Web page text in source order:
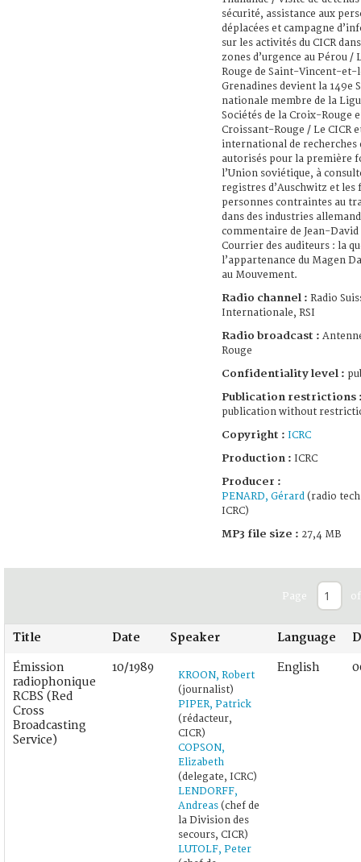
sécurité, assistance aux
déplacées et campagne
sur les activités du CICR
zones d’urgence au Pérou /
Rouge de Saint-Vincent-et-
Grenadines devient la 149e
nationale membre de la
Sociétés de la Croix-Rouge
Croissant-Rouge / Le CICR
international de recherches
autorisés pour la première
l’Union soviétique, à
registres d’Auschwitz et les
personnes contraintes au
dans des industries
commentaire de Jean-David
Courrier des auditeurs : la
l’appartenance du Magen
au Mouvement.
Radio channel : Radio
Internationale, RSI
Radio broadcast :
Rouge
Confidentiality level :
Publication restrictions
publication without
Copyright : ICRC
Production : ICRC
Producer :
PENARD, Gérard (radio
ICRC)
MP3 file size : 27,4 MB
Page
Title Date Speaker Language
Émission
radiophonique
RCBS (Red
Cross
Broadcasting
Service)
10/1989
KROON, Robert
(journalist)
PIPER, Patrick
(rédacteur,
CICR)
COPSON,
Elizabeth
(delegate, ICRC)
LENDORFF,
Andreas (chef de
la Division des
secours, CICR)
LUTOLF, Peter
English